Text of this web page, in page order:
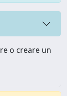
o creare un